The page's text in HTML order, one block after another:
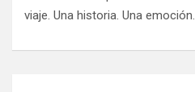
viaje. Una historia. Una emoción.